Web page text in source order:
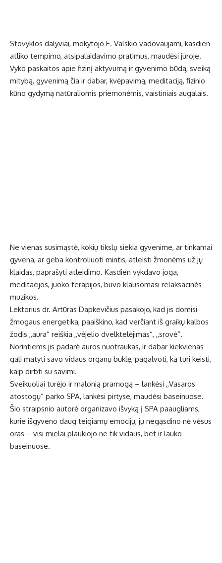
Stovyklos dalyviai, mokytojo E. Valskio vadovaujami, kasdien
atliko tempimo, atsipalaidavimo pratimus, maudėsi jūroje.
Vyko paskaitos apie fizinį aktyvumą ir gyvenimo būdą, sveiką
mitybą, gyvenimą čia ir dabar, kvėpavimą, meditaciją, fizinio
kūno gydymą natūraliomis priemonėmis, vaistiniais augalais.
Ne vienas susimąstė, kokių tikslų siekia gyvenime, ar tinkamai
gyvena, ar geba kontroliuoti mintis, atleisti žmonėms už jų
klaidas, paprašyti atleidimo. Kasdien vykdavo joga,
meditacijos, juoko terapijos, buvo klausomasi relaksacinės
muzikos.
Lektorius dr. Artūras Dapkevičius pasakojo, kad jis domisi
žmogaus energetika, paaiškino, kad verčiant iš graikų kalbos
žodis ,,aura“ reiškia ,,vėjelio dvelktelėjimas“, ,,srovė“.
Norintiems jis padarė auros nuotraukas, ir dabar kiekvienas
gali matyti savo vidaus organų būklę, pagalvoti, ką turi keisti,
kaip dirbti su savimi.
Sveikuoliai turėjo ir malonią pramogą – lankėsi ,,Vasaros
atostogų“ parko SPA, lankėsi pirtyse, maudėsi baseinuose.
Šio straipsnio autorė organizavo išvyką į SPA paaugliams,
kurie išgyveno daug teigiamų emocijų, jų negąsdino nė vėsus
oras – visi mielai plaukiojo ne tik vidaus, bet ir lauko
baseinuose.